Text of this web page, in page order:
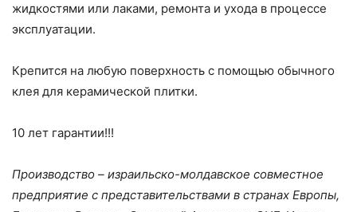
жидкостями или лаками, ремонта и ухода в процессе
эксплуатации.
Крепится на любую поверхность с помощью обычного
клея для керамической плитки.
10 лет гарантии!!!
Производство – израильско-молдавское совместное
предприятие с представительствами в странах Европы,